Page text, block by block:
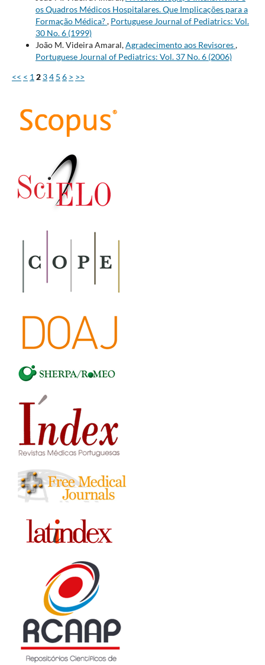
os Quadros Médicos Hospitalares. Que Implicações para a
Formação Médica?, Portuguese Journal of Pediatrics: Vol.
30 No. 6 (1999)
João M. Videira Amaral,Agradecimento aos Revisores,
Portuguese Journal of Pediatrics: Vol. 37 No. 6 (2006)
<< < 1 2 34 5 6 > >>